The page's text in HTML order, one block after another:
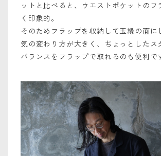
ットと比べると、ウエストポケットのフ
く印象的。
そのためフラップを収納して玉縁の面に
気の変わり方が大きく、ちょっとしたス
バランスをフラップで取れるのも便利で